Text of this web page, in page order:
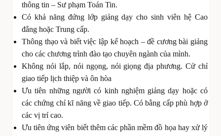
thông tin – Sư phạm Toán Tin.
Có khả năng đứng lớp giảng dạy cho sinh viên hệ Cao
đẳng hoặc Trung cấp.
Thông thạo và biết việc lập kế hoạch – đề cương bài giảng
cho các chương trình đào tạo chuyên ngành của mình.
Không nói lắp, nói ngọng, nói giọng địa phương. Cử chỉ
giao tiếp lịch thiệp và ôn hòa
Ưu tiên những người có kinh nghiệm giảng dạy hoặc có
các chứng chỉ kĩ năng về giao tiếp. Có bằng cấp phù hợp ở
các vị trí cao.
Ưu tiên ứng viên biết thêm các phần mềm đồ họa hay xử lý